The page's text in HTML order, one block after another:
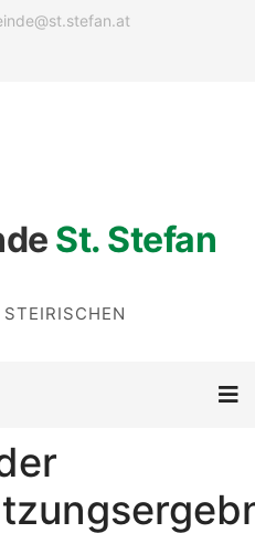
St. Stefan